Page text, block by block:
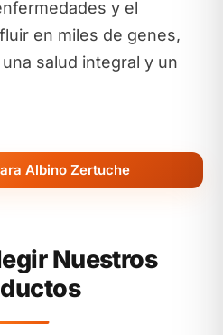
y el
en miles de genes,
salud integral y un
Albino Zertuche
Nuestros